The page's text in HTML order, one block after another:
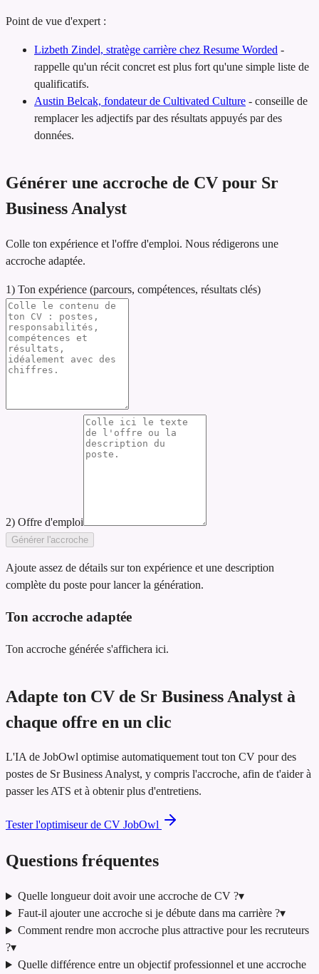
Point de vue d'expert :
Lizbeth Zindel, stratège carrière chez Resume Worded -
rappelle qu'un récit concret est plus fort qu'une simple liste de
qualificatifs.
Austin Belcak, fondateur de Cultivated Culture - conseille de
remplacer les adjectifs par des résultats appuyés par des
données.
Générer une accroche de CV pour Sr
Business Analyst
Colle ton expérience et l'offre d'emploi. Nous rédigerons une
accroche adaptée.
1) Ton expérience (parcours, compétences, résultats clés)
2) Offre d'emploi
Générer l'accroche
Ajoute assez de détails sur ton expérience et une description
complète du poste pour lancer la génération.
Ton accroche adaptée
Ton accroche générée s'affichera ici.
Adapte ton CV de Sr Business Analyst à
chaque offre en un clic
L'IA de JobOwl optimise automatiquement tout ton CV pour des
postes de Sr Business Analyst, y compris l'accroche, afin de t'aider à
passer les ATS et à obtenir plus d'entretiens.
Tester l'optimiseur de CV JobOwl
Questions fréquentes
Quelle longueur doit avoir une accroche de CV ?▾
Faut-il ajouter une accroche si je débute dans ma carrière ?▾
Comment rendre mon accroche plus attractive pour les recruteurs
?▾
Quelle différence entre un objectif professionnel et une accroche